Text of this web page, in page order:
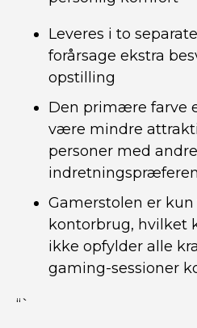
Leveres i to
forårsage ekstra
opstilling
Den primære farve
være mindre
personer med andre
Gamerstolen er kun
kontorbrug, hvilket
ikke opfylder alle
gaming-sessioner
“`